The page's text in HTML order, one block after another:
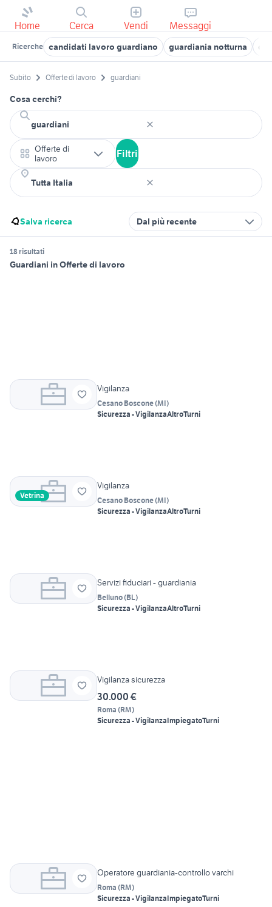
Home Cerca Vendi Messaggi
Ricerche candidati lavoro guardiano guardiania notturna
Subito Offerte di lavoro guardiani
Cosa cerchi?
Offerte di
lavoro
Filtri
Salva ricerca Dal più recente
18 risultati
Guardiani in Offerte di lavoro
Vigilanza
Cesano Boscone(MI)
Sicurezza - VigilanzaAltroTurni
Vetrina
Vigilanza
Cesano Boscone(MI)
Sicurezza - VigilanzaAltroTurni
Servizi fiduciari - guardiania
Belluno(BL)
Sicurezza - VigilanzaAltroTurni
Vigilanza sicurezza
30.000 €
Roma (RM)
Sicurezza - VigilanzaImpiegatoTurni
Operatore guardiania-controllo varchi
Roma (RM)
Sicurezza - VigilanzaImpiegatoTurni